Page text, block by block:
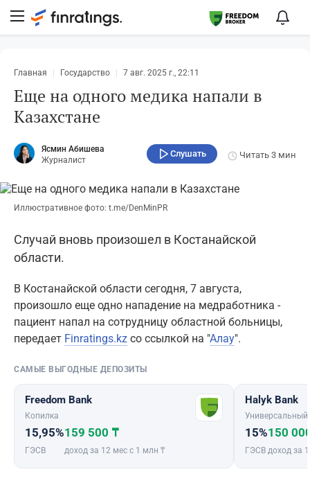
Главная Государство 7 авг. 2025 г., 22:11
Еще на одного медика напали в
Казахстане
Ясмин Абишева
Журналист
Слушать Читать 3 мин
Иллюстративное фото: t.me/DenMinPR
Случай вновь произошел в Костанайской
области.
В Костанайской области сегодня, 7 августа,
произошло еще одно нападение на медработника -
пациент напал на сотрудницу областной больницы,
передает Finratings.kz со ссылкой на "Алау".
САМЫЕ ВЫГОДНЫЕ ДЕПОЗИТЫ
Freedom Bank
Копилка
15,95%
ГЭСВ
159 500 ₸
доход за 12 мес с 1 млн ₸
Halyk Bank
Универсальный
15%
ГЭСВ
150
доход за